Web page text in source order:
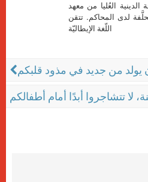
الدينية العُليا من معهد
لدى المحاكم. تتقن
اللّغة الإيطاليّة
يولد من جديد في مذود قلبكم
لا تتشاجروا أبدًا أمام أطفالكم